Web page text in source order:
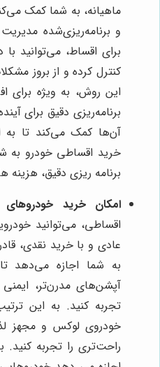
ماهیانه، به شما کمک
و برنامه‌ریزی‌شده
برای اقساط، می‌توانید
کنترل کرده و از بروز
این روش، به ویژه برای
برنامه‌ریزی دقیق برای
آن‌ها کمک می‌کند تا به
خرید اقساطی خودرو به
برنامه ریزی دقیق،
امکان خرید خودروهای
اقساطی، می‌توانید
عادی و با خرید نقدی،
به شما اجازه می‌دهد
آپشن‌های مدرن‌تر،
تجربه کنید. به این
خودروی لوکس و مجهز
راحت‌تری را تجربه کنید.